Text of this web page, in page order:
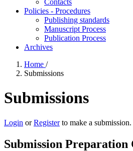
Contacts
Policies - Procedures
Publishing standards
Manuscript Process
Publication Process
Archives
Home /
Submissions
Submissions
Login orRegisterto make a submission.
Submission Preparation